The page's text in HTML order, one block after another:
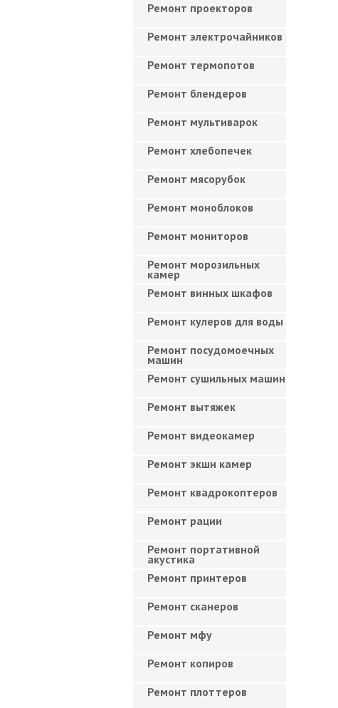
Ремонт проекторов
Ремонт электрочайников
Ремонт термопотов
Ремонт блендеров
Ремонт мультиварок
Ремонт хлебопечек
Ремонт мясорубок
Ремонт моноблоков
Ремонт мониторов
Ремонт морозильных
камер
Ремонт винных шкафов
Ремонт кулеров для воды
Ремонт посудомоечных
машин
Ремонт сушильных машин
Ремонт вытяжек
Ремонт видеокамер
Ремонт экшн камер
Ремонт квадрокоптеров
Ремонт рации
Ремонт портативной
акустика
Ремонт принтеров
Ремонт сканеров
Ремонт мфу
Ремонт копиров
Ремонт плоттеров